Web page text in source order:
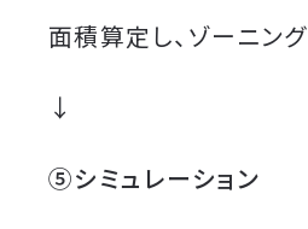
面積算定し、ゾーニング
↓
⑤シミュレーション